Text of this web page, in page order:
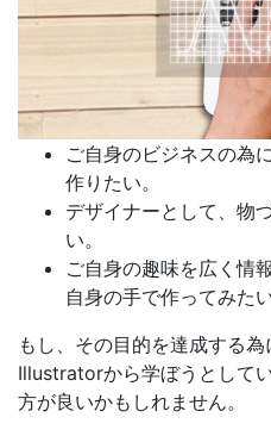
ご自身のビジネスの為
作りたい。
デザイナーとして、物
い。
ご自身の趣味を広く情
自身の手で作ってみたい
もし、その目的を達成する
Illustratorから学ぼうとして
方が良いかもしれません。